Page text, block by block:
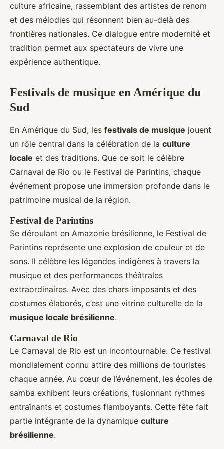
culture africaine, rassemblant des artistes de renom
et des mélodies qui résonnent bien au-delà des
frontières nationales. Ce dialogue entre modernité et
tradition permet aux spectateurs de vivre une
expérience authentique.
Festivals de musique en Amérique du
Sud
En Amérique du Sud, les festivals de musique jouent
un rôle central dans la célébration de la culture
locale et des traditions. Que ce soit le célèbre
Carnaval de Rio ou le Festival de Parintins, chaque
événement propose une immersion profonde dans le
patrimoine musical de la région.
Festival de Parintins
Se déroulant en Amazonie brésilienne, le Festival de
Parintins représente une explosion de couleur et de
sons. Il célèbre les légendes indigènes à travers la
musique et des performances théâtrales
extraordinaires. Avec des chars imposants et des
costumes élaborés, c’est une vitrine culturelle de la
musique locale brésilienne.
Carnaval de Rio
Le Carnaval de Rio est un incontournable. Ce festival
mondialement connu attire des millions de touristes
chaque année. Au cœur de l’événement, les écoles de
samba exhibent leurs créations, fusionnant rythmes
entraînants et costumes flamboyants. Cette fête fait
partie intégrante de la dynamique culture
brésilienne.